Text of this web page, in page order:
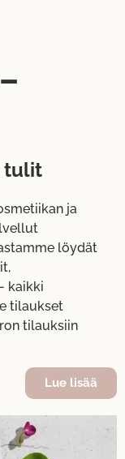
tulit
ja
löydät
kaikki
tilaukset
tilauksiin
Lue lisää